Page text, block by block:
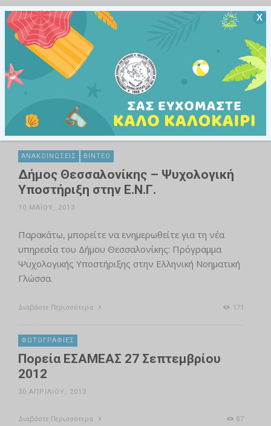
Διαβάστε Περισσότερα 105
ΑΝΑΚΟΙΝΏΣΕΙΣ ΒΊΝΤΕΟ
Δήμος Θεσσαλονίκης – Ψυχολογική
Υποστήριξη στην Ε.Ν.Γ.
10 ΜΑΪ́ΟΥ, 2013
Παρακάτω, μπορείτε να ενημερωθείτε για τη νέα
υπηρεσία του Δήμου Θεσσαλονίκης: Πρόγραμμα
Ψυχολογικής Υποστήριξης στην Ελληνική Νοηματική
Γλώσσα.
Διαβάστε Περισσότερα 171
ΦΩΤΟΓΡΑΦΊΕΣ
Πορεία ΕΣΑΜΕΑΣ 27 Σεπτεμβρίου
2012
30 ΑΠΡΙΛΊΟΥ, 2013
Διαβάστε Περισσότερα 87
Χ